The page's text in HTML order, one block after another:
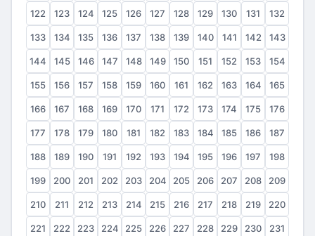
122 123 124 125 126 127 128 129 130 131 132
133 134 135 136 137 138 139 140 141 142 143
144 145 146 147 148 149 150 151 152 153 154
155 156 157 158 159 160 161 162 163 164 165
166 167 168 169 170 171 172 173 174 175 176
177 178 179 180 181 182 183 184 185 186 187
188 189 190 191 192 193 194 195 196 197 198
199 200 201 202 203 204 205 206 207 208 209
210 211 212 213 214 215 216 217 218 219 220
221 222 223 224 225 226 227 228 229 230 231